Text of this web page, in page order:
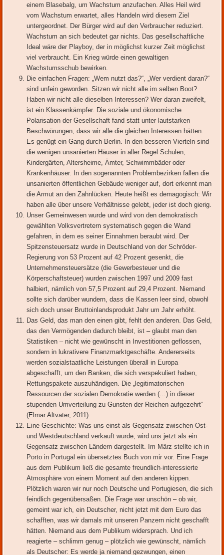
einem Blasebalg, um Wachstum anzufachen. Alles Heil wird
vom Wachstum erwartet, alles Handeln wird diesem Ziel
untergeordnet. Der Bürger wird auf den Verbraucher reduziert.
Wachstum an sich bedeutet gar nichts. Das gesellschaftliche
Ideal wäre der Playboy, der in möglichst kurzer Zeit möglichst
viel verbraucht. Ein Krieg würde einen gewaltigen
Wachstumsschub bewirken.
Die einfachen Fragen: „Wem nutzt das?“, „Wer verdient daran?“
sind unfein geworden. Sitzen wir nicht alle im selben Boot?
Haben wir nicht alle dieselben Interessen? Wer daran zweifelt,
ist ein Klassenkämpfer. Die soziale und ökonomische
Polarisation der Gesellschaft fand statt unter lautstarken
Beschwörungen, dass wir alle die gleichen Interessen hätten.
Es genügt ein Gang durch Berlin. In den besseren Vierteln sind
die wenigen unsanierten Häuser in aller Regel Schulen,
Kindergärten, Altersheime, Ämter, Schwimmbäder oder
Krankenhäuser. In den sogenannten Problembezirken fallen die
unsanierten öffentlichen Gebäude weniger auf, dort erkennt man
die Armut an den Zahnlücken. Heute heißt es demagogisch: Wir
haben alle über unsere Verhältnisse gelebt, jeder ist doch gierig.
Unser Gemeinwesen wurde und wird von den demokratisch
gewählten Volksvertretern systematisch gegen die Wand
gefahren, in dem es seiner Einnahmen beraubt wird. Der
Spitzensteuersatz wurde in Deutschland von der Schröder-
Regierung von 53 Prozent auf 42 Prozent gesenkt, die
Unternehmensteuersätze (die Gewerbesteuer und die
Körperschaftsteuer) wurden zwischen 1997 und 2009 fast
halbiert, nämlich von 57,5 Prozent auf 29,4 Prozent. Niemand
sollte sich darüber wundern, dass die Kassen leer sind, obwohl
sich doch unser Bruttoinlandsprodukt Jahr um Jahr erhöht.
Das Geld, das man den einen gibt, fehlt den anderen. Das Geld,
das den Vermögenden dadurch bleibt, ist – glaubt man den
Statistiken – nicht wie gewünscht in Investitionen geflossen,
sondern in lukrativere Finanzmarktgeschäfte. Andererseits
werden sozialstaatliche Leistungen überall in Europa
abgeschafft, um den Banken, die sich verspekuliert haben,
Rettungspakete auszuhändigen. Die „legitimatorischen
Ressourcen der sozialen Demokratie werden (…) in dieser
stupenden Umverteilung zu Gunsten der Reichen aufgezehrt“
(Elmar Altvater, 2011).
Eine Geschichte: Was uns einst als Gegensatz zwischen Ost-
und Westdeutschland verkauft wurde, wird uns jetzt als ein
Gegensatz zwischen Ländern dargestellt. Im März stellte ich in
Porto in Portugal ein übersetztes Buch von mir vor. Eine Frage
aus dem Publikum ließ die gesamte freundlich-interessierte
Atmosphäre von einem Moment auf den anderen kippen.
Plötzlich waren wir nur noch Deutsche und Portugiesen, die sich
feindlich gegenübersaßen. Die Frage war unschön – ob wir,
gemeint war ich, ein Deutscher, nicht jetzt mit dem Euro das
schafften, was wir damals mit unseren Panzern nicht geschafft
hätten. Niemand aus dem Publikum widersprach. Und ich
reagierte – schlimm genug – plötzlich wie gewünscht, nämlich
als Deutscher: Es werde ja niemand gezwungen, einen